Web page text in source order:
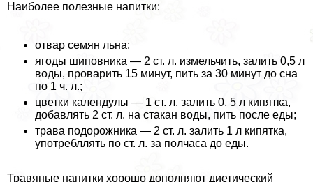
Наиболее полезные напитки:
отвар семян льна;
ягоды шиповника — 2 ст. л. измельчить, залить 0,5 л
воды, проварить 15 минут, пить за 30 минут до сна
по 1 ч. л.;
цветки календулы — 1 ст. л. залить 0, 5 л кипятка,
добавлять 2 ст. л. на стакан воды, пить после еды;
трава подорожника — 2 ст. л. залить 1 л кипятка,
употрeбллять по ст. л. за полчаса до еды.
Травяные напитки хорошо дополняют диетический